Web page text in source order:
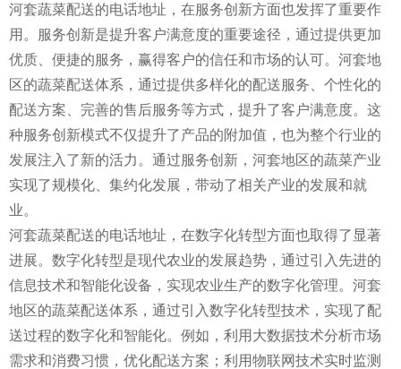
河套蔬菜配送的电话地址，在服务创新方面也发挥了重要作
用。服务创新是提升客户满意度的重要途径，通过提供更加
优质、便捷的服务，赢得客户的信任和市场的认可。河套地
区的蔬菜配送体系，通过提供多样化的配送服务、个性化的
配送方案、完善的售后服务等方式，提升了客户满意度。这
种服务创新模式不仅提升了产品的附加值，也为整个行业的
发展注入了新的活力。通过服务创新，河套地区的蔬菜产业
实现了规模化、集约化发展，带动了相关产业的发展和就
业。
河套蔬菜配送的电话地址，在数字化转型方面也取得了显著
进展。数字化转型是现代农业的发展趋势，通过引入先进的
信息技术和智能化设备，实现农业生产的数字化管理。河套
地区的蔬菜配送体系，通过引入数字化转型技术，实现了配
送过程的数字化和智能化。例如，利用大数据技术分析市场
需求和消费习惯，优化配送方案；利用物联网技术实时监测